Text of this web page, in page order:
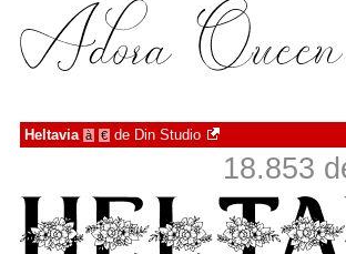
Heltavia à € de Din Studio
18.853